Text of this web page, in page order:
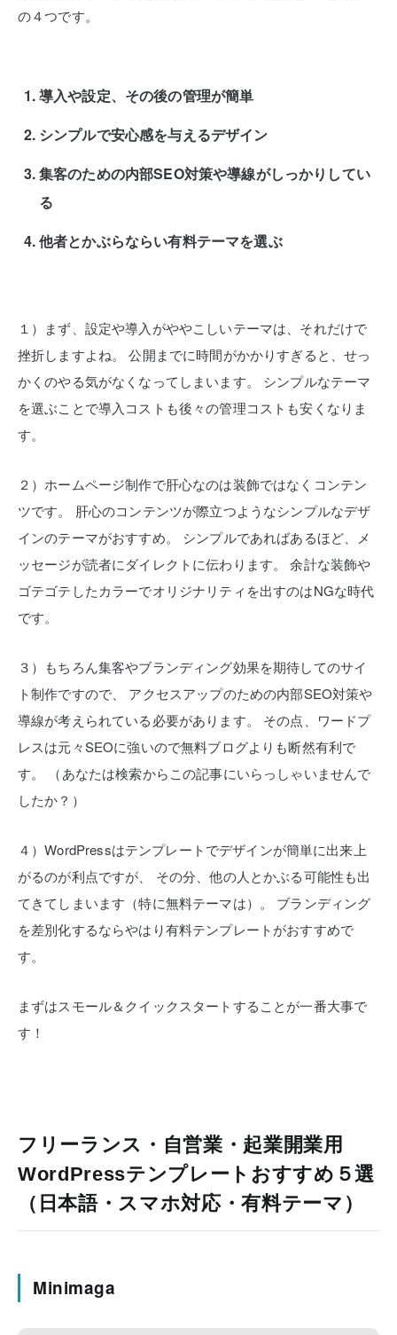
の４つです。
導入や設定、その後の管理が簡単
シンプルで安心感を与えるデザイン
集客のための内部SEO対策や導線がしっかりしてい
る
他者とかぶらならい有料テーマを選ぶ
１）まず、設定や導入がややこしいテーマは、それだけで
挫折しますよね。
公開までに時間がかかりすぎると、せっ
かくのやる気がなくなってしまいます。
シンプルなテーマ
を選ぶことで導入コストも後々の管理コストも安くなりま
す。
２）ホームページ制作で肝心なのは装飾ではなくコンテン
ツです。
肝心のコンテンツが際立つようなシンプルなデザ
インのテーマがおすすめ。
シンプルであればあるほど、メ
ッセージが読者にダイレクトに伝わります。
余計な装飾や
ゴテゴテしたカラーでオリジナリティを出すのはNGな時代
です。
３）もちろん集客やブランディング効果を期待してのサイ
ト制作ですので、
アクセスアップのための内部SEO対策や
導線が考えられている必要があります。
その点、ワードプ
レスは元々SEOに強いので無料ブログよりも断然有利で
す。
（あなたは検索からこの記事にいらっしゃいませんで
したか？）
４）WordPressはテンプレートでデザインが簡単に出来上
がるのが利点ですが、
その分、他の人とかぶる可能性も出
てきてしまいます（特に無料テーマは）。
ブランディング
を差別化するならやはり有料テンプレートがおすすめで
す。
まずはスモール＆クイックスタートすることが一番大事で
す！
フリーランス・自営業・起業開業用
WordPressテンプレートおすすめ５選
（日本語・スマホ対応・有料テーマ）
Minimaga